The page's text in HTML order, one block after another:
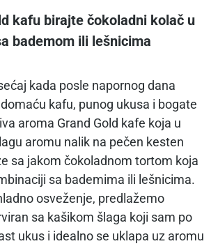
kafu birajte čokoladni kolač u
bademom ili lešnicima
kada posle napornog dana
kafu, punog ukusa i bogate
aroma Grand Gold kafe koja u
aromu nalik na pečen kesten
sa jakom čokoladnom tortom koja
sa bademima ili lešnicima.
osveženje, predlažemo
sa kašikom šlaga koji sam po
ukus i idealno se uklapa uz aromu